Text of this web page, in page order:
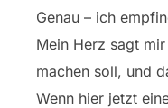
Genau – ich
Mein Herz sagt
machen soll, und
Wenn hier jetzt